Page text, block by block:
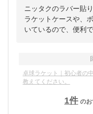
ニッタクのラバー貼
ラケットケースや、
いているので、便利で
卓球ラケット｜初心者の
教えてください。
1件 の